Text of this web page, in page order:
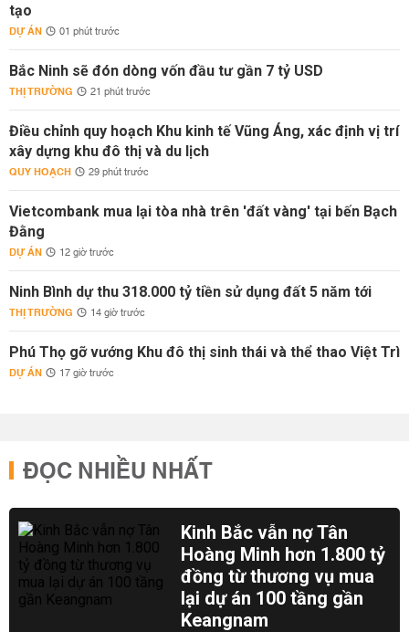
tạo
DỰ ÁN 01 phút trước
Bắc Ninh sẽ đón dòng vốn đầu tư gần 7 tỷ USD
THỊ TRƯỜNG 21 phút trước
Điều chỉnh quy hoạch Khu kinh tế Vũng Áng, xác định vị trí
xây dựng khu đô thị và du lịch
QUY HOẠCH 29 phút trước
Vietcombank mua lại tòa nhà trên 'đất vàng' tại bến Bạch
Đằng
DỰ ÁN 12 giờ trước
Ninh Bình dự thu 318.000 tỷ tiền sử dụng đất 5 năm tới
THỊ TRƯỜNG 14 giờ trước
Phú Thọ gỡ vướng Khu đô thị sinh thái và thể thao Việt Trì
DỰ ÁN 17 giờ trước
ĐỌC NHIỀU NHẤT
Kinh Bắc vẫn nợ Tân
Hoàng Minh hơn 1.800 tỷ
đồng từ thương vụ mua
lại dự án 100 tầng gần
Keangnam